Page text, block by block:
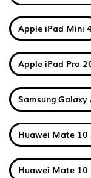
Apple iPad Mini
Apple iPad Pro
Samsung
Huawei Mate 10
Huawei Mate 10